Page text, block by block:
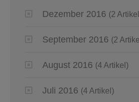
Dezember 2016 (2
September 2016 (2
August 2016 (4 Artikel)
Juli 2016 (4 Artikel)